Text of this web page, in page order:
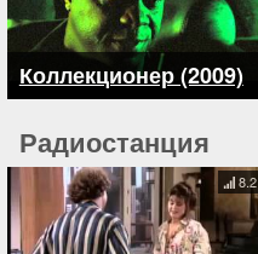
Коллекционер (2009)
Радиостанция
8.2